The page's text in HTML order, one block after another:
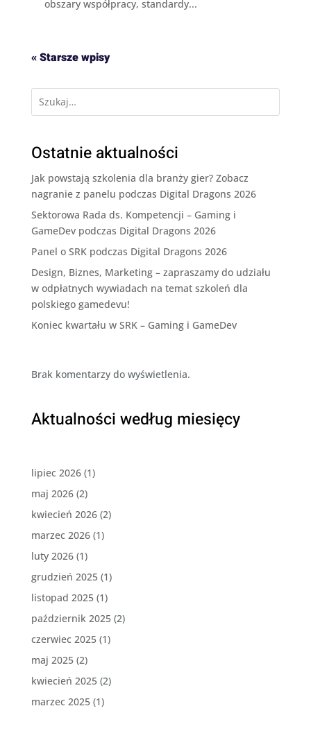
obszary współpracy, standardy...
« Starsze wpisy
Ostatnie aktualności
Jak powstają szkolenia dla branży gier? Zobacz
nagranie z panelu podczas Digital Dragons 2026
Sektorowa Rada ds. Kompetencji – Gaming i
GameDev podczas Digital Dragons 2026
Panel o SRK podczas Digital Dragons 2026
Design, Biznes, Marketing – zapraszamy do udziału
w odpłatnych wywiadach na temat szkoleń dla
polskiego gamedevu!
Koniec kwartału w SRK – Gaming i GameDev
Brak komentarzy do wyświetlenia.
Aktualności według miesięcy
lipiec 2026(1)
maj 2026(2)
kwiecień 2026(2)
marzec 2026(1)
luty 2026(1)
grudzień 2025(1)
listopad 2025(1)
październik 2025(2)
czerwiec 2025(1)
maj 2025(2)
kwiecień 2025(2)
marzec 2025(1)